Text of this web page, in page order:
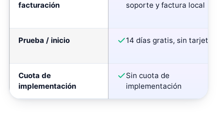
facturación
soporte y factura local
Prueba / inicio 14 días gratis, sin tarjeta
Cuota de
implementación
Sin cuota de
implementación